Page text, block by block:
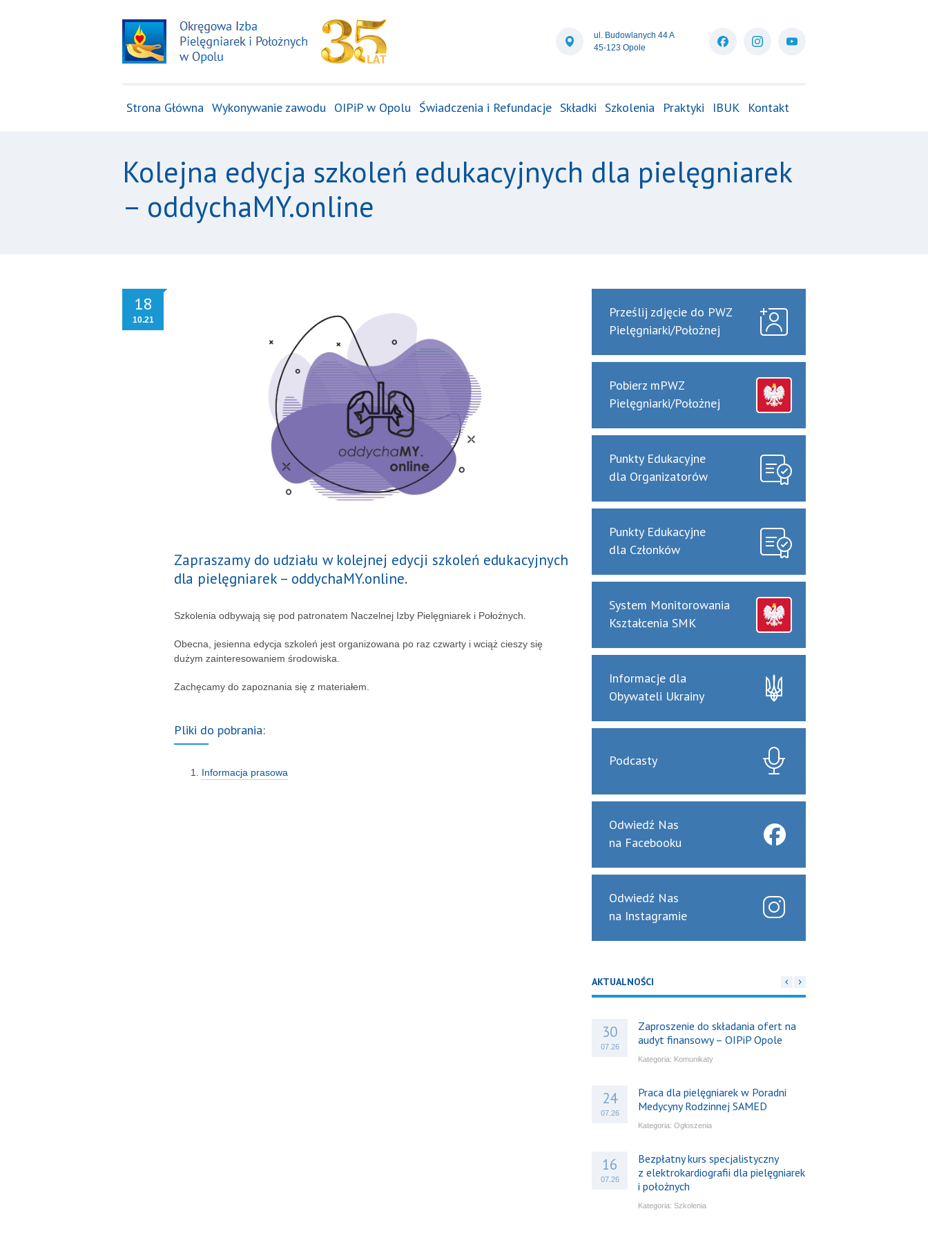
ul. Budowlanych 44 A
45-123 Opole
Strona Główna Wykonywanie zawodu OIPiP w Opolu Świadczenia i Refundacje Składki Szkolenia Praktyki IBUK Kontakt
Kolejna edycja szkoleń edukacyjnych dla pielęgniarek
– oddychaMY.online
18
10.21
Zapraszamy do udziału w kolejnej edycji szkoleń edukacyjnych
dla pielęgniarek – oddychaMY.online.
Szkolenia odbywają się pod patronatem Naczelnej Izby Pielęgniarek i Położnych.
Obecna, jesienna edycja szkoleń jest organizowana po raz czwarty i wciąż cieszy się
dużym zainteresowaniem środowiska.
Zachęcamy do zapoznania się z materiałem.
Pliki do pobrania:
Informacja prasowa
Prześlij zdjęcie do PWZ
Pielęgniarki/Położnej
Pobierz mPWZ
Pielęgniarki/Położnej
Punkty Edukacyjne
dla Organizatorów
Punkty Edukacyjne
dla Członków
System Monitorowania
Kształcenia SMK
Informacje dla
Obywateli Ukrainy
Podcasty
Odwiedź Nas
na Facebooku
Odwiedź Nas
na Instagramie
AKTUALNOŚCI
30
07.26
Zaproszenie do składania ofert na
audyt finansowy – OIPiP Opole
Kategoria: Komunikaty
24
07.26
Praca dla pielęgniarek w Poradni
Medycyny Rodzinnej SAMED
Kategoria: Ogłoszenia
16
07.26
Bezpłatny kurs specjalistyczny
z elektrokardiografii dla pielęgniarek
i położnych
Kategoria: Szkolenia